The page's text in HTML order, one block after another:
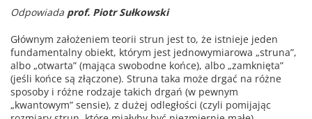
Odpowiada prof. Piotr Sułkowski
Głównym założeniem teorii strun jest to, że istnieje jeden
fundamentalny obiekt, którym jest jednowymiarowa „struna”,
albo „otwarta” (mająca swobodne końce), albo „zamknięta”
(jeśli końce są złączone). Struna taka może drgać na różne
sposoby i różne rodzaje takich drgań (w pewnym
„kwantowym” sensie), z dużej odległości (czyli pomijając